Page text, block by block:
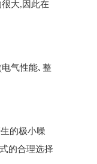
大,因此在
气性能､整
的极小噪
的合理选择